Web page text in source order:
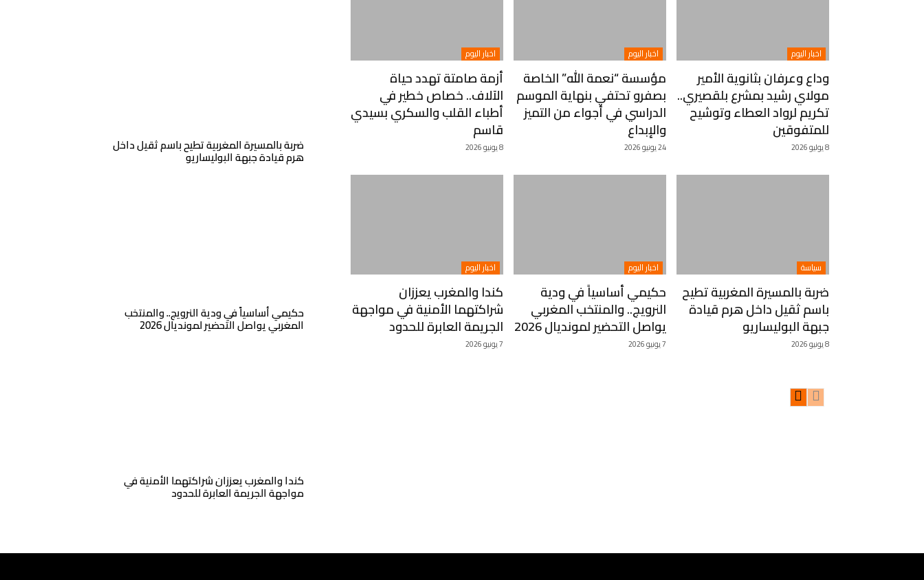
ضربة بالمسيرة المغربية تطيح باسم ثقيل داخل
هرم قيادة جبهة البوليساريو
حكيمي أساسياً في ودية النرويج.. والمنتخب
المغربي يواصل التحضير لمونديال 2026
كندا والمغرب يعززان شراكتهما الأمنية في
مواجهة الجريمة العابرة للحدود
اخبار اليوم
وداع وعرفان بثانوية الأمير
مولاي رشيد بمشرع بلقصيري..
تكريم لرواد العطاء وتوشيح
للمتفوقين
8 يوليو 2026
اخبار اليوم
مؤسسة “نعمة الله” الخاصة
بصفرو تحتفي بنهاية الموسم
الدراسي في أجواء من التميز
والإبداع
24 يونيو 2026
اخبار اليوم
أزمة صامتة تهدد حياة
الآلاف.. خصاص خطير في
أطباء القلب والسكري بسيدي
قاسم
8 يونيو 2026
سياسة
ضربة بالمسيرة المغربية تطيح
باسم ثقيل داخل هرم قيادة
جبهة البوليساريو
8 يونيو 2026
اخبار اليوم
حكيمي أساسياً في ودية
النرويج.. والمنتخب المغربي
يواصل التحضير لمونديال 2026
7 يونيو 2026
اخبار اليوم
كندا والمغرب يعززان
شراكتهما الأمنية في مواجهة
الجريمة العابرة للحدود
7 يونيو 2026